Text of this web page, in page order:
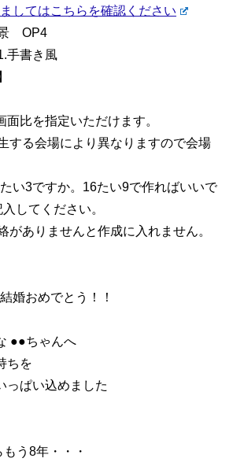
してはこちらを確認ください
OP4
書き風
比を指定いただけます。
する会場により異なりますので会場
い3ですか。16たい9で作ればいいで
してください。
ありませんと作成に入れません。
婚おめでとう！！
●●ちゃんへ
ちを
っぱい込めました
う8年・・・